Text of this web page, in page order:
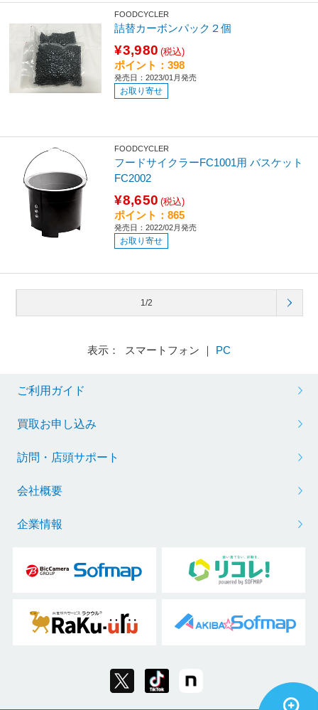
FOODCYCLER
詰替カーボンパック２個
¥3,980 (税込)
ポイント：398
発売日：2023/01月発売
お取り寄せ
FOODCYCLER
フードサイクラーFC1001用 バスケット
FC2002
¥8,650 (税込)
ポイント：865
発売日：2022/02月発売
お取り寄せ
1/2
表示： スマートフォン ｜ PC
ご利用ガイド
買取お申し込み
訪問・店頭サポート
会社概要
企業情報